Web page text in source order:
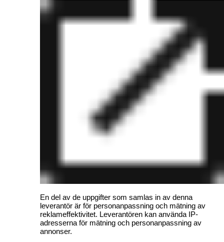
En del av de uppgifter som samlas in av denna
leverantör är för personanpassning och mätning av
reklameffektivitet. Leverantören kan använda IP-
adresserna för mätning och personanpassning av
annonser.